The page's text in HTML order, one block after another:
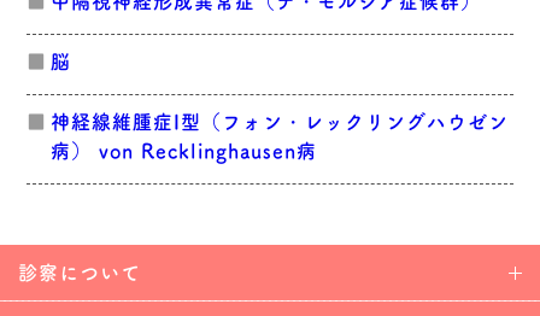
脳
神経線維腫症I型（フォン・レックリングハウゼン
病） von Recklinghausen病
診察について